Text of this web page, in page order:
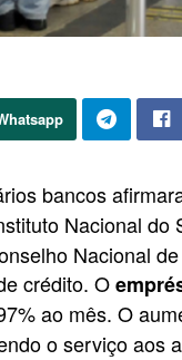
bancos
Nacional do
Nacional
crédito. O
ao mês. O
o serviço aos